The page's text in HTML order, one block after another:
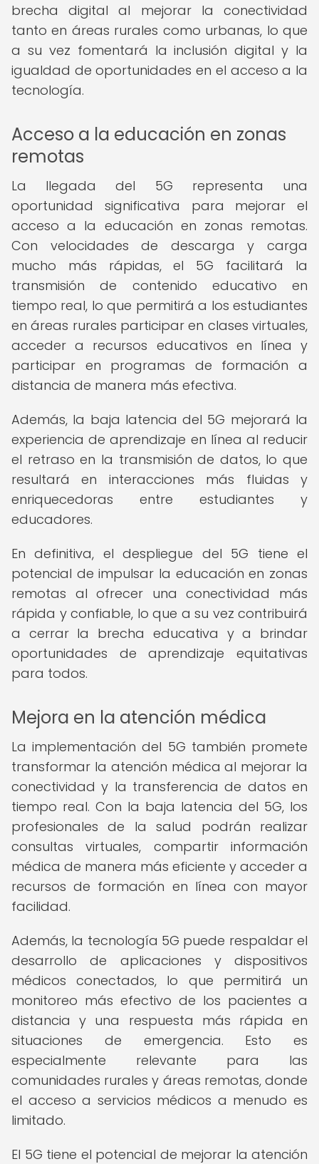
brecha digital al mejorar la conectividad
tanto en áreas rurales como urbanas, lo que
a su vez fomentará la inclusión digital y la
igualdad de oportunidades en el acceso a la
tecnología.
Acceso a la educación en zonas
remotas
La llegada del 5G representa una
oportunidad significativa para mejorar el
acceso a la educación en zonas remotas.
Con velocidades de descarga y carga
mucho más rápidas, el 5G facilitará la
transmisión de contenido educativo en
tiempo real, lo que permitirá a los estudiantes
en áreas rurales participar en clases virtuales,
acceder a recursos educativos en línea y
participar en programas de formación a
distancia de manera más efectiva.
Además, la baja latencia del 5G mejorará la
experiencia de aprendizaje en línea al reducir
el retraso en la transmisión de datos, lo que
resultará en interacciones más fluidas y
enriquecedoras entre estudiantes y
educadores.
En definitiva, el despliegue del 5G tiene el
potencial de impulsar la educación en zonas
remotas al ofrecer una conectividad más
rápida y confiable, lo que a su vez contribuirá
a cerrar la brecha educativa y a brindar
oportunidades de aprendizaje equitativas
para todos.
Mejora en la atención médica
La implementación del 5G también promete
transformar la atención médica al mejorar la
conectividad y la transferencia de datos en
tiempo real. Con la baja latencia del 5G, los
profesionales de la salud podrán realizar
consultas virtuales, compartir información
médica de manera más eficiente y acceder a
recursos de formación en línea con mayor
facilidad.
Además, la tecnología 5G puede respaldar el
desarrollo de aplicaciones y dispositivos
médicos conectados, lo que permitirá un
monitoreo más efectivo de los pacientes a
distancia y una respuesta más rápida en
situaciones de emergencia. Esto es
especialmente relevante para las
comunidades rurales y áreas remotas, donde
el acceso a servicios médicos a menudo es
limitado.
El 5G tiene el potencial de mejorar la atención